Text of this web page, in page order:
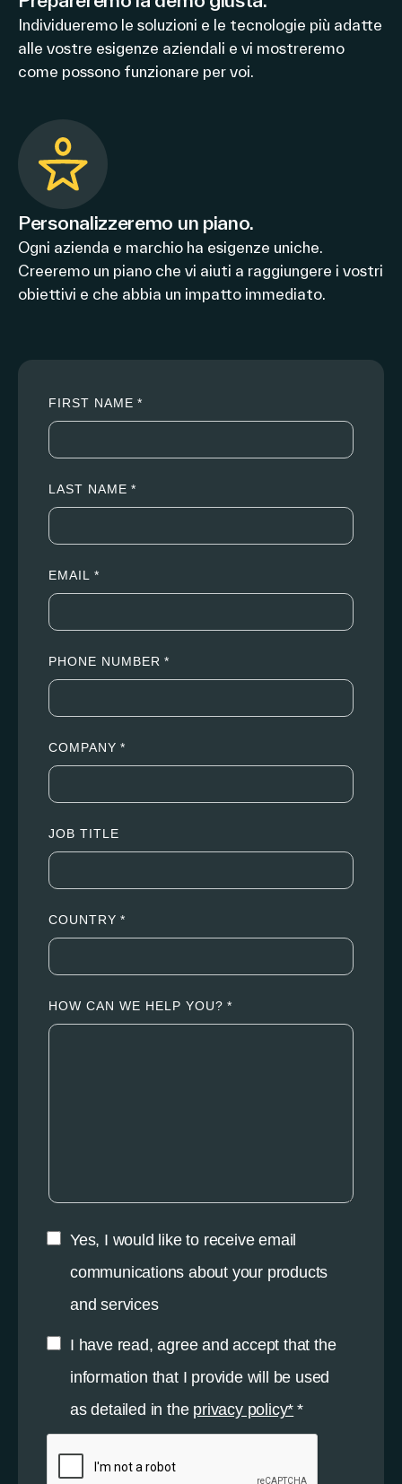
Individueremo le soluzioni e le tecnologie più adatte
alle vostre esigenze aziendali e vi mostreremo
come possono funzionare per voi.
Personalizzeremo un piano.
Ogni azienda e marchio ha esigenze uniche.
Creeremo un piano che vi aiuti a raggiungere i vostri
obiettivi e che abbia un impatto immediato.